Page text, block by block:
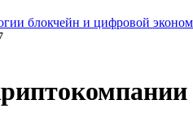
блокчейн и цифровой